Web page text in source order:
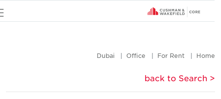
Home
For Rent
Office
Dubai
< back to Search